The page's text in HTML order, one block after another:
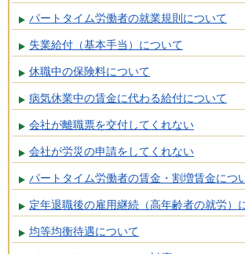
パートタイム労働者の就業規則について
失業給付（基本手当）について
休職中の保険料について
病気休業中の賃金に代わる給付について
会社が離職票を交付してくれない
会社が労災の申請をしてくれない
パートタイム労働者の賃金・割増賃金につ
定年退職後の雇用継続（高年齢者の就労）
均等均衡待遇について